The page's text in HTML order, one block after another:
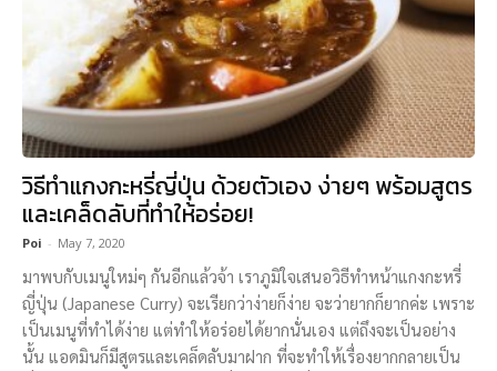
วิธีทำแกงกะหรี่ญี่ปุ่น ด้วยตัวเอง ง่ายๆ พร้อมสูตร
และเคล็ดลับที่ทำให้อร่อย!
Poi - May 7, 2020
มาพบกับเมนูใหม่ๆ กันอีกแล้วจ้า เราภูมิใจเสนอวิธีทำหน้าแกงกะหรี่
ญี่ปุ่น (Japanese Curry) จะเรียกว่าง่ายก็ง่าย จะว่ายากก็ยากค่ะ เพราะ
เป็นเมนูที่ทำได้ง่าย แต่ทำให้อร่อยได้ยากนั่นเอง แต่ถึงจะเป็นอย่าง
นั้น แอดมินก็มีสูตรและเคล็ดลับมาฝาก ที่จะทำให้เรื่องยากกลายเป็น